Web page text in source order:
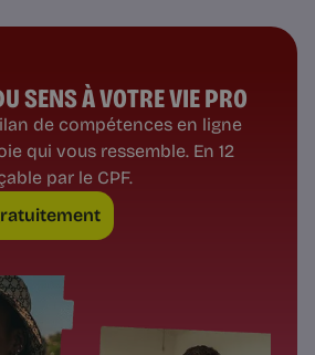
SENS À VOTRE VIE PRO
de compétences en ligne
qui vous ressemble. En 12
par le CPF.